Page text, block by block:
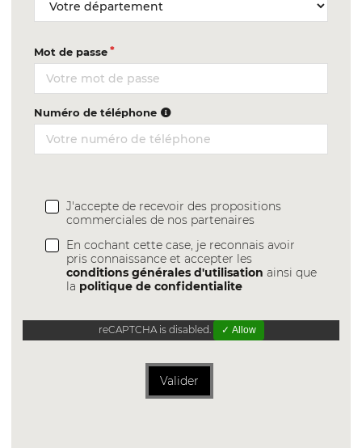
Mot de passe
Numéro de téléphone
J'accepte de recevoir des propositions
commerciales de nos partenaires
En cochant cette case, je reconnais avoir
pris connaissance et accepter les
conditions générales d'utilisation ainsi que
la politique de confidentialite
reCAPTCHA is disabled. ✓ Allow
Valider